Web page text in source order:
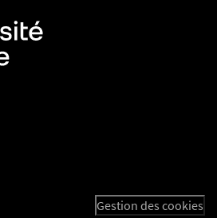
Gestion des cookies